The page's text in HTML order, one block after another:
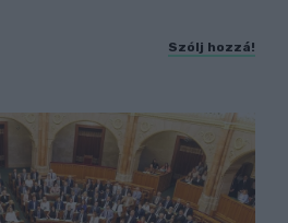
Szólj hozzá!